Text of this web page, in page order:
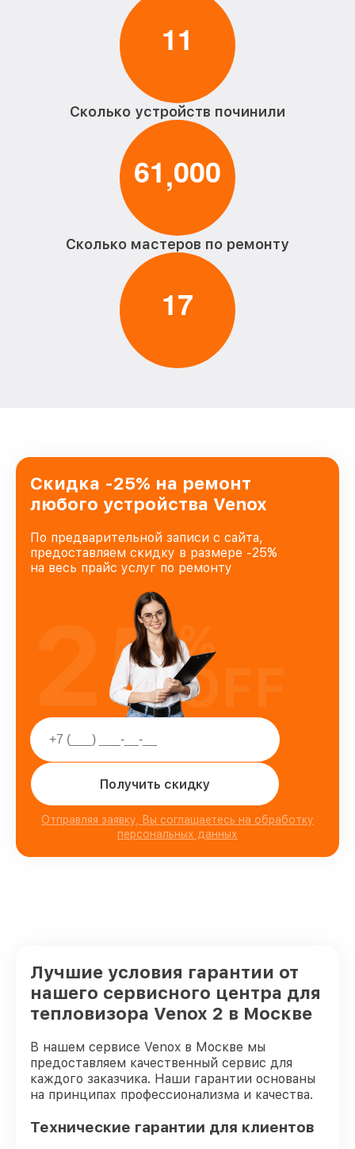
11
Сколько устройств починили
61,000
Сколько мастеров по ремонту
17
Скидка -25% на ремонт
любого устройства Venox
По предварительной записи с сайта,
предоставляем скидку в размере -25%
на весь прайс услуг по ремонту
Получить скидку
Отправляя заявку, Вы соглашаетесь на обработку
персональных данных
25%
OFF
Лучшие условия гарантии от
нашего сервисного центра для
тепловизора Venox 2 в Москве
В нашем сервисе Venox в Москве мы
предоставляем качественный сервис для
каждого заказчика. Наши гарантии основаны
на принципах профессионализма и качества.
Технические гарантии для клиентов